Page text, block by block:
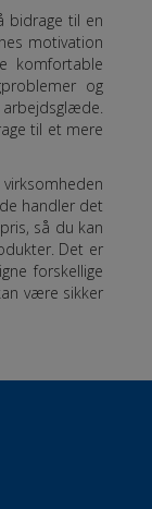
bidrage til en
motivation
komfortable
og
til et mere
handler det
så du kan
Det er
forskellige
være sikker